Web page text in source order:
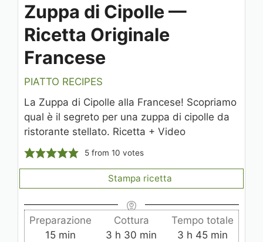
Zuppa di Cipolle —
Ricetta Originale
Francese
PIATTO RECIPES
La Zuppa di Cipolle alla Francese! Scopriamo
qual è il segreto per una zuppa di cipolle da
ristorante stellato. Ricetta + Video
5 from10 votes
Stampa ricetta
Preparazione
15mmin
Cottura
3 oh 30 m
min
Tempo totale
3 oh 45mmin